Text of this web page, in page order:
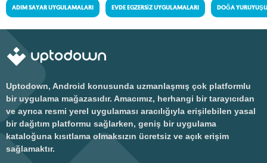
ADIM SAYAR UYGULAMALARI EVDE EGZERSIZ UYGULAMALARI DOĞA
Uptodown, Android konusunda uzmanlaşmış çok platformlu
bir uygulama mağazasıdır. Amacımız, herhangi bir tarayıcıdan
ve ayrıca resmi yerel uygulaması aracılığıyla erişilebilen yasal
bir dağıtım platformu sağlarken, geniş bir uygulama
kataloğuna kısıtlama olmaksızın ücretsiz ve açık erişim
sağlamaktır.